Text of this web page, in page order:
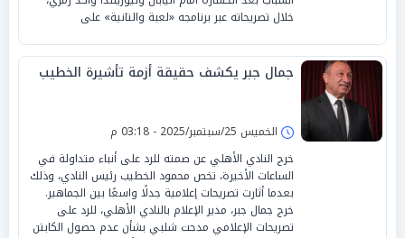
خلال تصريحاته عبر برنامجه «لعبة والتانية» على
جمال جبر يكشف حقيقة أزمة تأشيرة الخطيب
الخميس 25/سبتمبر/2025 - 03:18 م
خرج النادي الأهلي عن صمته للرد على أنباء متداولة في
الساعات الأخيرة، تخص محمود الخطيب رئيس النادي، وذلك
بعدما أثارت تصريحات إعلامية جدلًا واسعًا بين الجماهير.
خرج جمال جبر، مدير الإعلام بالنادي الأهلي، للرد على
تصريحات الإعلامي مدحت شلبي بشأن عدم حصول الكابتن